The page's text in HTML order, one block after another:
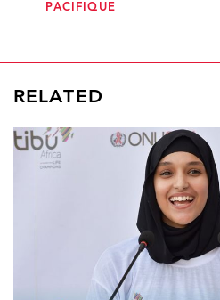
PACIFIQUE
RELATED